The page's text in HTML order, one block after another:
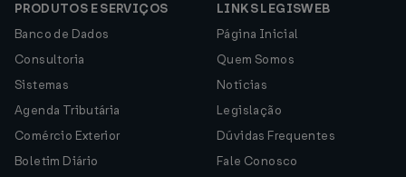
PRODUTOS E SERVIÇOS
Banco de Dados
Consultoria
Sistemas
Agenda Tributária
Comércio Exterior
Boletim Diário
LINKS LEGISWEB
Página Inicial
Quem Somos
Notícias
Legislação
Dúvidas Frequentes
Fale Conosco